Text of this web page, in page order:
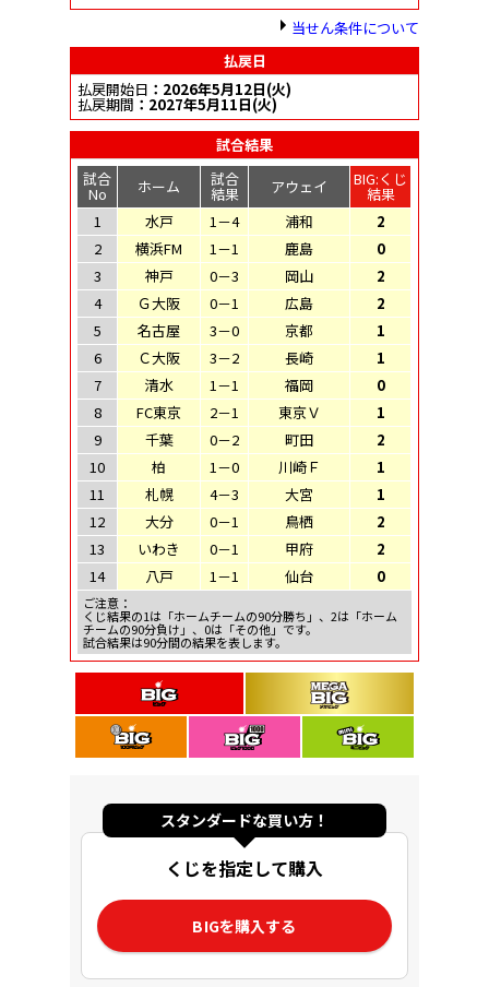
当せん条件について
払戻日
払戻開始日 ：2026年5月12日(火)
払戻期間 ：2027年5月11日(火)
試合結果
試合
No ホーム 試合
結果 アウェイ BIG:くじ
結果
1
水戸 1－4 浦和
2
2
横浜FM 1－1 鹿島
0
3
神戸 0－3 岡山
2
4
Ｇ大阪 0－1 広島
2
5
名古屋 3－0 京都
1
6
Ｃ大阪 3－2 長崎
1
7
清水 1－1 福岡
0
8
FC東京 2－1 東京Ｖ
1
9
千葉 0－2 町田
2
10
柏 1－0 川崎Ｆ
1
11
札幌 4－3 大宮
1
12
大分 0－1 鳥栖
2
13
いわき 0－1 甲府
2
14
八戸 1－1 仙台 0
ご注意：
くじ結果の1は「ホームチームの90分勝ち」、2は「ホーム
チームの90分負け」、0は「その他」です。
試合結果は90分間の結果を表します。
スタンダードな買い方！
くじを指定して購入
BIGを購入する